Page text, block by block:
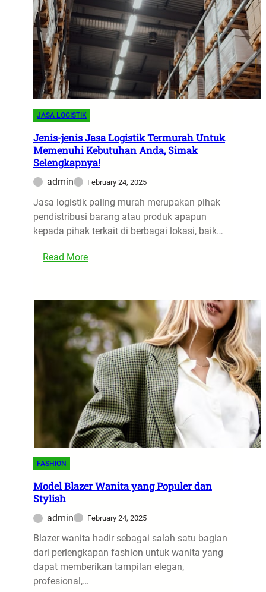
o
J
r
t
u
r
a
b
a
y
a
a
h
P
g
a
n
t
i
a
n
M
s
P
a
d
a
G
e
n
s
e
t
Y
m
r
JASA LOGISTIK
Jenis-jenis Jasa Logistik Termurah Untuk
Memenuhi Kebutuhan Anda, Simak
Selengkapnya!
admin February 24, 2025
Jasa logistik paling murah merupakan pihak
pendistribusi barang atau produk apapun
kepada pihak terkait di berbagai lokasi, baik…
Read More:
n
i
s
-
j
e
n
i
s
J
a
L
g
s
t
i
k
FASHION
Model Blazer Wanita yang Populer dan
Stylish
admin February 24, 2025
Blazer wanita hadir sebagai salah satu bagian
dari perlengkapan fashion untuk wanita yang
dapat memberikan tampilan elegan,
profesional,…